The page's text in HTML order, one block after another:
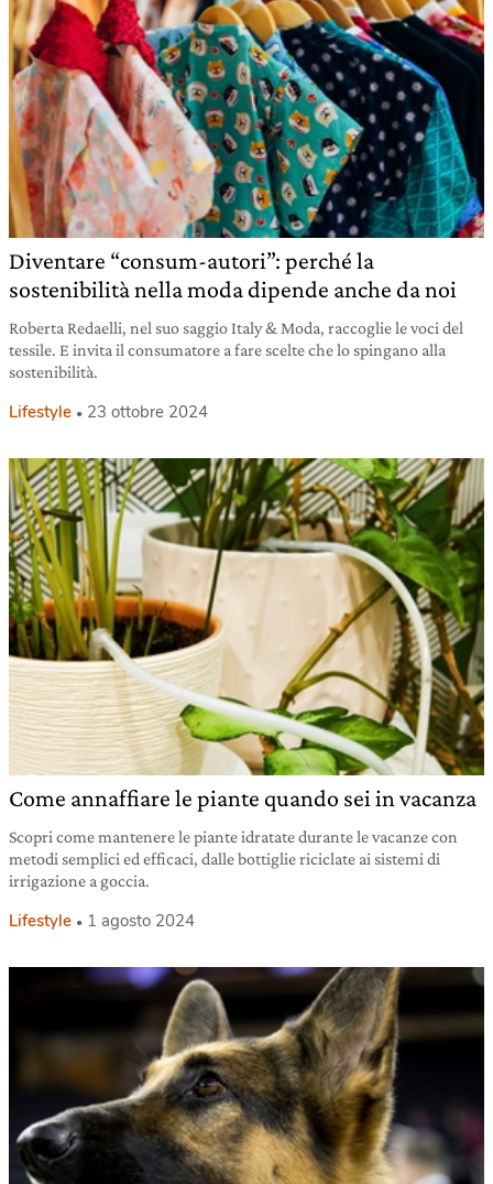
Diventare “consum-autori”: perché la
sostenibilità nella moda dipende anche da noi
Roberta Redaelli, nel suo saggio Italy & Moda, raccoglie le voci del
tessile. E invita il consumatore a fare scelte che lo spingano alla
sostenibilità.
Lifestyle 23 ottobre 2024
Come annaffiare le piante quando sei in vacanza
Scopri come mantenere le piante idratate durante le vacanze con
metodi semplici ed efficaci, dalle bottiglie riciclate ai sistemi di
irrigazione a goccia.
Lifestyle 1 agosto 2024